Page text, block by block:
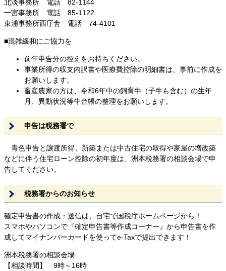
北淡事務所 電話 82-1144
一宮事務所 電話 85-1122
東浦事務所西庁舎 電話 74-4101
■混雑緩和にご協力を
前年申告分の控えをお持ちください。
事業所得の収支内訳書や医療費控除の明細書は、事前に作成を
お願いします。
畜産農家の方は、令和6年中の飼育牛（子牛も含む）の生年
月、異動状況等牛台帳の整理をお願いします。
申告は税務署で
青色申告と譲渡所得、新築または中古住宅の取得や家屋の増改築
などに伴う住宅ローン控除の初年度は、洲本税務署の相談会場で申
告してください。
税務署からのお知らせ
確定申告書の作成・送信は、自宅で国税庁ホームページから！
スマホやパソコンで『確定申告書等作成コーナー』から申告書を作
成してマイナンバーカードを使ってe-Taxで提出できます！
洲本税務署の相談会場
【相談時間】 9時～16時